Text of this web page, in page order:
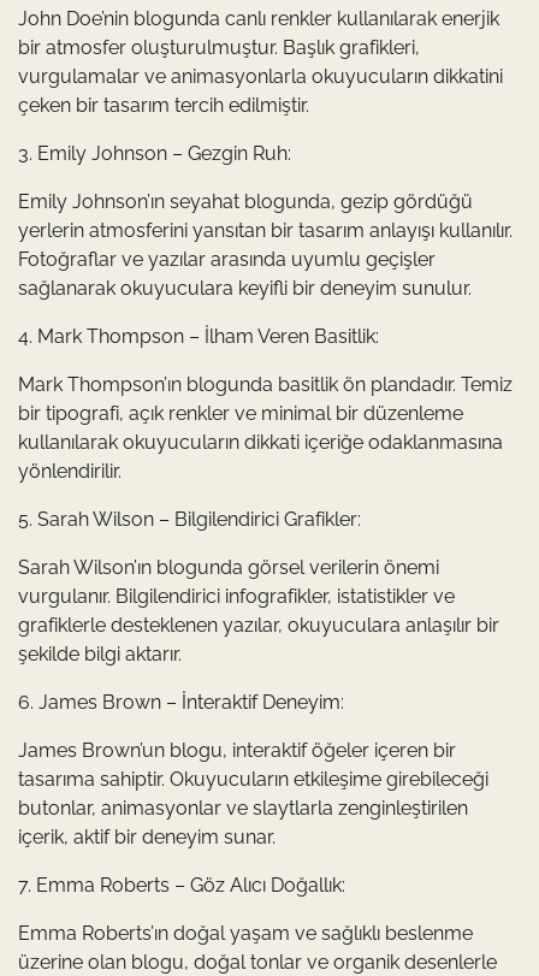
John Doe’nin blogunda canlı renkler kullanılarak enerjik
bir atmosfer oluşturulmuştur. Başlık grafikleri,
vurgulamalar ve animasyonlarla okuyucuların dikkatini
çeken bir tasarım tercih edilmiştir.
3. Emily Johnson – Gezgin Ruh:
Emily Johnson’ın seyahat blogunda, gezip gördüğü
yerlerin atmosferini yansıtan bir tasarım anlayışı kullanılır.
Fotoğraflar ve yazılar arasında uyumlu geçişler
sağlanarak okuyuculara keyifli bir deneyim sunulur.
4. Mark Thompson – İlham Veren Basitlik:
Mark Thompson’ın blogunda basitlik ön plandadır. Temiz
bir tipografi, açık renkler ve minimal bir düzenleme
kullanılarak okuyucuların dikkati içeriğe odaklanmasına
yönlendirilir.
5. Sarah Wilson – Bilgilendirici Grafikler:
Sarah Wilson’ın blogunda görsel verilerin önemi
vurgulanır. Bilgilendirici infografikler, istatistikler ve
grafiklerle desteklenen yazılar, okuyuculara anlaşılır bir
şekilde bilgi aktarır.
6. James Brown – İnteraktif Deneyim:
James Brown’un blogu, interaktif öğeler içeren bir
tasarıma sahiptir. Okuyucuların etkileşime girebileceği
butonlar, animasyonlar ve slaytlarla zenginleştirilen
içerik, aktif bir deneyim sunar.
7. Emma Roberts – Göz Alıcı Doğallık:
Emma Roberts’ın doğal yaşam ve sağlıklı beslenme
üzerine olan blogu, doğal tonlar ve organik desenlerle